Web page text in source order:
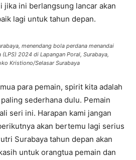
jika ini berlangsung lancar akan
lagi untuk tahun depan.
menendang bola perdana menandai
2024 di Lapangan Poral, Surabaya,
Kristiono/Selasar Surabaya
para pemain, spirit kita adalah
sederhana dulu. Pemain
seri ini. Harapan kami jangan
akan bertemu lagi serius
Surabaya tahun depan akan
untuk orangtua pemain dan